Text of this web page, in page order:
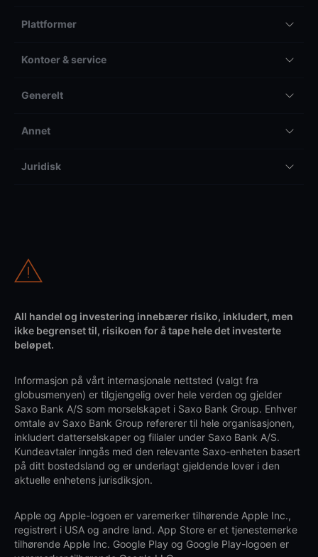
Plattformer
Kontoer & service
Generelt
Annet
Juridisk
All handel og investering innebærer risiko, inkludert, men
ikke begrenset til, risikoen for å tape hele det investerte
beløpet.
Informasjon på vårt internasjonale nettsted (valgt fra
globusmenyen) er tilgjengelig over hele verden og gjelder
Saxo Bank A/S som morselskapet i Saxo Bank Group. Enhver
omtale av Saxo Bank Group refererer til hele organisasjonen,
inkludert datterselskaper og filialer under Saxo Bank A/S.
Kundeavtaler inngås med den relevante Saxo-enheten basert
på ditt bostedsland og er underlagt gjeldende lover i den
aktuelle enhetens jurisdiksjon.
Apple og Apple-logoen er varemerker tilhørende Apple Inc.,
registrert i USA og andre land. App Store er et tjenestemerke
tilhørende Apple Inc. Google Play og Google Play-logoen er